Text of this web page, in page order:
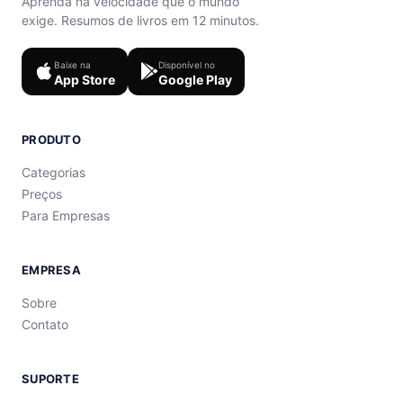
exige. Resumos de livros em 12 minutos.
Baixe na
App Store
Disponível no
Google Play
PRODUTO
Categorias
Preços
Para Empresas
EMPRESA
Sobre
Contato
SUPORTE